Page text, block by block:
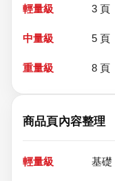
3 頁
5 頁
8 頁
商品頁內容整理
基礎